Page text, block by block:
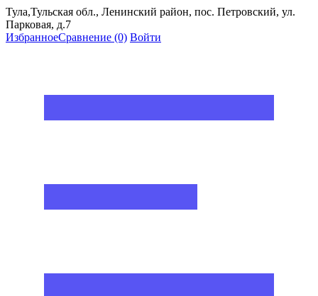
Тула,Тульская обл., Ленинский район, пос. Петровский, ул.
Парковая, д.7
ИзбранноеСравнение (0) Войти